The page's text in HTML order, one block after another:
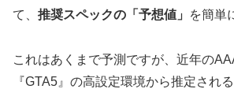
て、 推奨スペックの「予想値」 を簡単
これはあくまで予測ですが、近年の
『GTA5』の高設定環境から推定される